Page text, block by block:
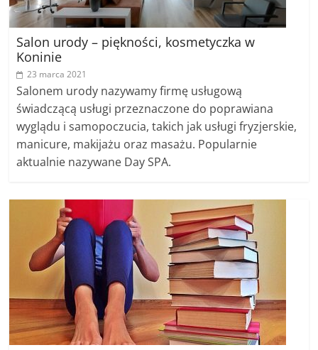
Salon urody – piękności, kosmetyczka w
Koninie
23 marca 2021
Salonem urody nazywamy firmę usługową
świadczącą usługi przeznaczone do poprawiana
wyglądu i samopoczucia, takich jak usługi fryzjerskie,
manicure, makijażu oraz masażu. Popularnie
aktualnie nazywane Day SPA.